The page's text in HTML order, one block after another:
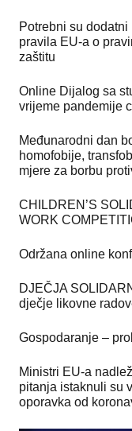
Potrebni su
pravila EU-a o
zaštitu
Online Dijalog sa
vrijeme pandemije
Međunarodni dan
homofobije,
mjere za borbu
CHILDREN’S
WORK
Održana online
DJEČJA
dječje likovne
Gospodaranje –
Ministri EU-a
pitanja istaknuli su
oporavka od